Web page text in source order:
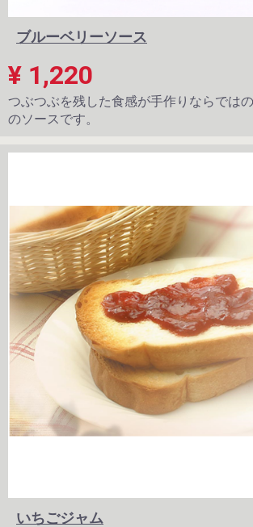
ブルーベリーソース
¥ 1,220
つぶつぶを残した食感が手作りならでは
のソースです。
いちごジャム